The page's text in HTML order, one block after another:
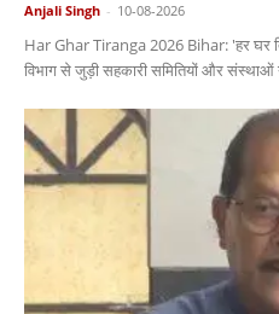
Anjali Singh - 10-08-2026
Har Ghar Tiranga 2026 Bihar: 'हर घर
विभाग से जुड़ी सहकारी समितियों और संस्थाओं